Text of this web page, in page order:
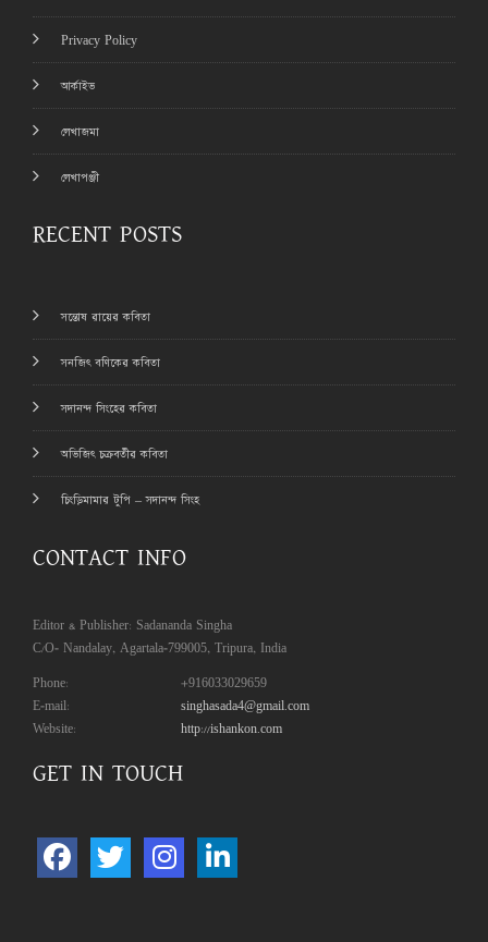
Privacy Policy
আর্কাইভ
লেখাজমা
লেখাপঞ্জী
RECENT POSTS
সন্তোষ রায়ের কবিতা
সনজিৎ বণিকের কবিতা
সদানন্দ সিংহের কবিতা
অভিজিৎ চক্রবর্তীর কবিতা
চিংড়িমামার টুপি – সদানন্দ সিংহ
CONTACT INFO
Editor & Publisher: Sadananda Singha
C/O- Nandalay, Agartala-799005, Tripura, India
Phone:
+916033029659
E-mail:
singhasada4@gmail.com
Website:
http://ishankon.com
GET IN TOUCH